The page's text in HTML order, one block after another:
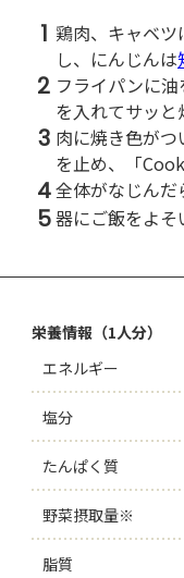
1 鶏肉、キャベ
し、にんじんは
2 フライパンに
を入れてサッと
3 肉に焼き色が
を止め、「
4全体がなじんだ
5器にご飯をよそ
栄養情報（1人分）
エネルギー
塩分
たんぱく質
野菜摂取量※
脂質